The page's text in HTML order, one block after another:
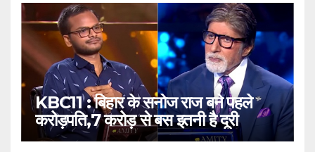
KBC11 : बिहार के सनोज राज बने पहले
करोड़पति,7 करोड़ से बस इतनी है दूरी